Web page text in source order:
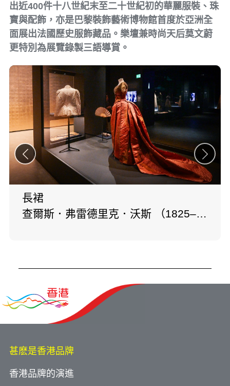
出近400件十八世紀末至二十世紀初的華麗服裝、珠
寶與配飾，亦是巴黎裝飾藝術博物館首度於亞洲全
面展出法國歷史服飾藏品。樂壇兼時尚天后莫文蔚
更特別為展覽錄製三語導賞。
長裙
查爾斯．弗雷德里克．沃斯 （1825–
甚麽是香港品牌
香港品牌的演進